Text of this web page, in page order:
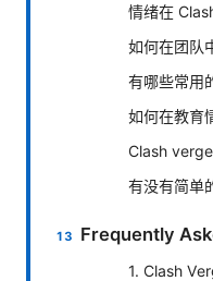
情绪在
如何在团队
有哪些常用
如何在教育
Clash verge
有没有简单
Frequently
1. Clash